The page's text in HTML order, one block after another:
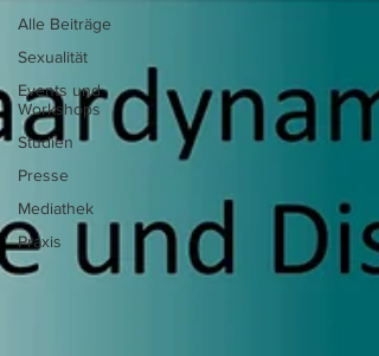
Alle Beiträge
Sexualität
Events und
Workshops
Studien
Presse
Mediathek
Praxis